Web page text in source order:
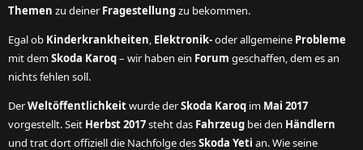
Themen zu deiner Fragestellungzu bekommen.
Egal ob Kinderkrankheiten, Elektronik-oder allgemeine Probleme
mit demSkoda Karoq– wir haben ein Forum geschaffen, dem es an
nichts fehlen soll.
DerWeltöffentlichkeitwurde derSkoda Karoq im Mai 2017
vorgestellt. Seit Herbst 2017steht das Fahrzeug bei den Händlern
und trat dort offiziell die Nachfolge desSkoda Yeti an. Wie seine